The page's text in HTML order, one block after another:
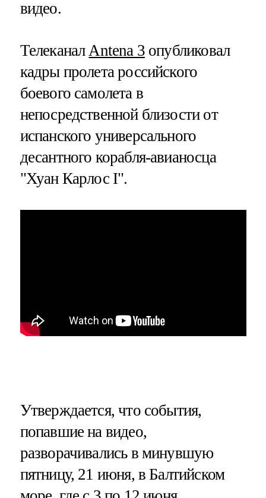
видео.
Телеканал Аntena 3опубликовал
кадры пролета российского
боевого самолета в
непосредственной близости от
испанского универсального
десантного корабля-авианосца
"Хуан Карлос I".
Утверждается, что события,
попавшие на видео,
разворачивались в минувшую
пятницу, 21 июня, в Балтийском